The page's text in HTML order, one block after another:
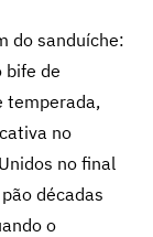
do sanduíche:
bife de
temperada,
no
no final
décadas
o